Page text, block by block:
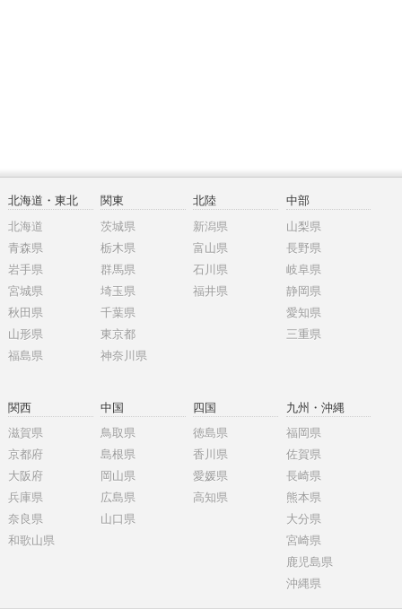
北海道・東北
北海道
青森県
岩手県
宮城県
秋田県
山形県
福島県
関東
茨城県
栃木県
群馬県
埼玉県
千葉県
東京都
神奈川県
北陸
新潟県
富山県
石川県
福井県
中部
山梨県
長野県
岐阜県
静岡県
愛知県
三重県
関西
滋賀県
京都府
大阪府
兵庫県
奈良県
和歌山県
中国
鳥取県
島根県
岡山県
広島県
山口県
四国
徳島県
香川県
愛媛県
高知県
九州・沖縄
福岡県
佐賀県
長崎県
熊本県
大分県
宮崎県
鹿児島県
沖縄県